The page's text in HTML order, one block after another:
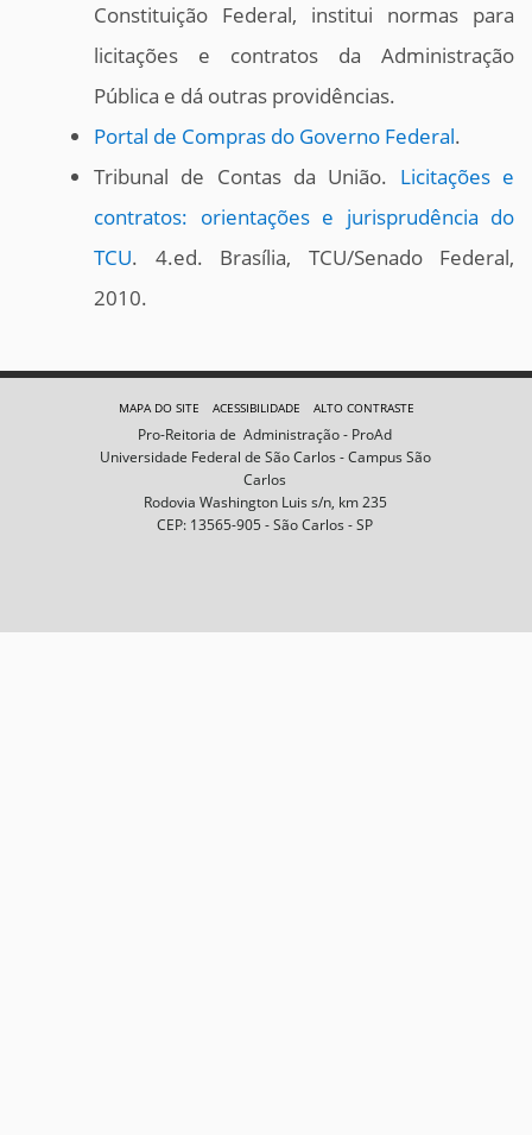
Constituição Federal, institui normas para
licitações e contratos da Administração
Pública e dá outras providências.
Portal de Compras do Governo Federal.
Tribunal de Contas da União. Licitações e
contratos: orientações e jurisprudência do
TCU. 4.ed. Brasília, TCU/Senado Federal,
2010.
MAPA DO SITE ACESSIBILIDADE ALTO CONTRASTE
Pro-Reitoria de Administração - ProAd
Universidade Federal de São Carlos - Campus São
Carlos
Rodovia Washington Luis s/n, km 235
CEP: 13565-905 - São Carlos - SP